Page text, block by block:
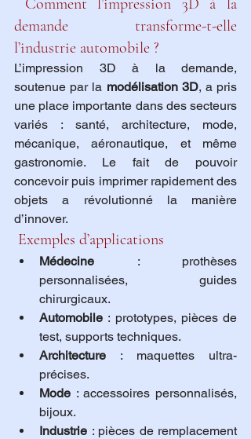
demande transforme-t-elle
l’industrie automobile ?
L’impression 3D à la demande,
soutenue par la modélisation 3D, a pris
une place importante dans des secteurs
variés : santé, architecture, mode,
mécanique, aéronautique, et même
gastronomie. Le fait de pouvoir
concevoir puis imprimer rapidement des
objets a révolutionné la manière
d’innover.
Exemples d’applications
Médecine : prothèses
personnalisées, guides
chirurgicaux.
Automobile : prototypes, pièces de
test, supports techniques.
Architecture : maquettes ultra-
précises.
Mode : accessoires personnalisés,
bijoux.
Industrie : pièces de remplacement